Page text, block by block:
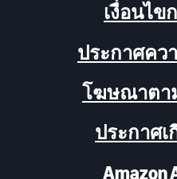
เงื่อนไข
ประกาศคว
โฆษณาตา
ประกาศ
Amazon